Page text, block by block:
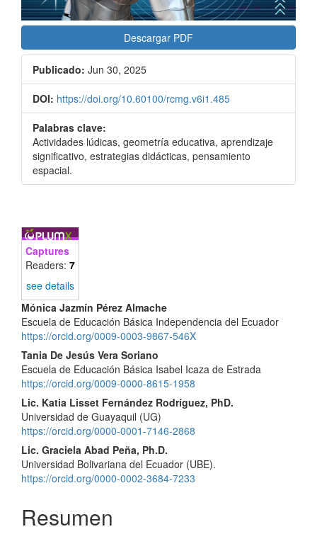
Descargar PDF
Publicado: Jun 30, 2025
DOI: https://doi.org/10.60100/rcmg.v6i1.485
Palabras clave:
Actividades lúdicas, geometría educativa, aprendizaje
significativo, estrategias didácticas, pensamiento
espacial.
Captures
Readers: 7
see details
Contenido
principal
del
artículo
Mónica Jazmín Pérez Almache
Escuela de Educación Básica Independencia del Ecuador
https://orcid.org/0009-0003-9867-546X
Tania De Jesús Vera Soriano
Escuela de Educación Básica Isabel Icaza de Estrada
https://orcid.org/0009-0000-8615-1958
Lic. Katia Lisset Fernández Rodríguez, PhD.
Universidad de Guayaquil (UG)
https://orcid.org/0000-0001-7146-2868
Lic. Graciela Abad Peña, Ph.D.
Universidad Bolivariana del Ecuador (UBE).
https://orcid.org/0000-0002-3684-7233
Resumen